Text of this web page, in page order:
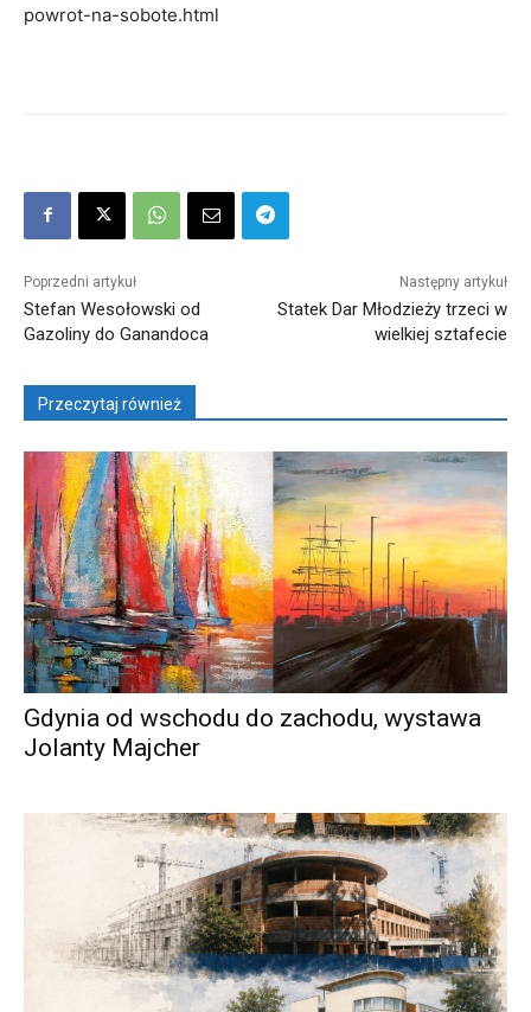
powrot-na-sobote.html
Poprzedni artykuł
Stefan Wesołowski od
Gazoliny do Ganandoca
Następny artykuł
Statek Dar Młodzieży trzeci w
wielkiej sztafecie
Przeczytaj również
Gdynia od wschodu do zachodu, wystawa
Jolanty Majcher